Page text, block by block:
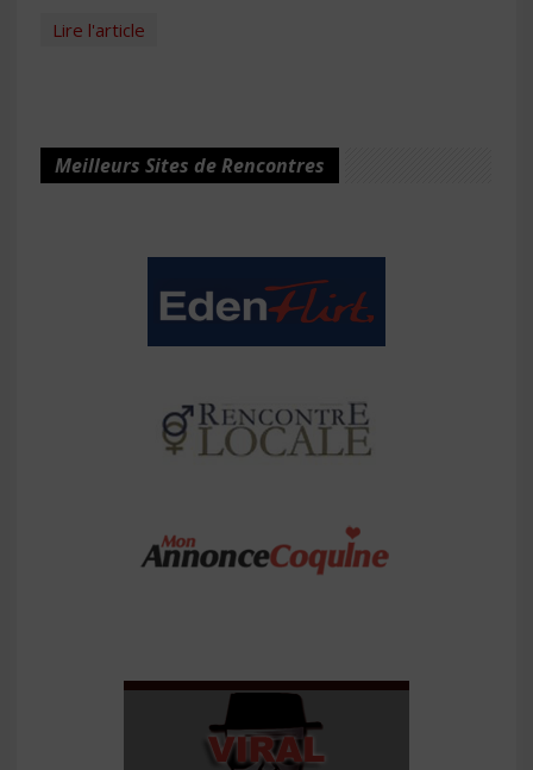
Lire l'article
Meilleurs Sites de Rencontres